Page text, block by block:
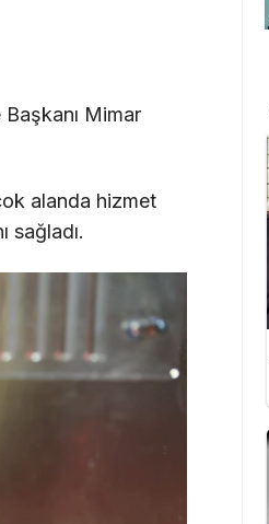
Mimar
alanda hizmet
sağladı.